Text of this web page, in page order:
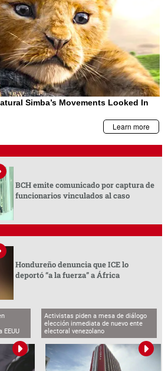
BCH emite comunicado por captura de
funcionarios vinculados al caso
Hondureño denuncia que ICE lo
deportó “a la fuerza” a África
EEUU
Activistas piden a mesa de diálogo
elección inmediata de nuevo ente
electoral venezolano